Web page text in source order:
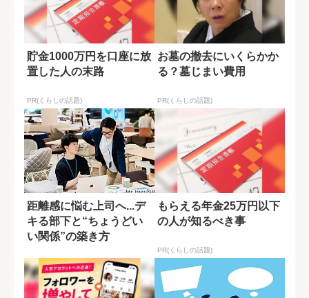
貯金1000万円を口座に放
置した人の末路
PR(くらしの話題)
お墓の撤去にいくらかか
る？墓じまい費用
PR(くらしの話題)
距離感に悩む上司へ...デ
キる部下と“ちょうどい
い関係”の築き方
もらえる年金25万円以下
の人が知るべき事
PR(くらしの話題)